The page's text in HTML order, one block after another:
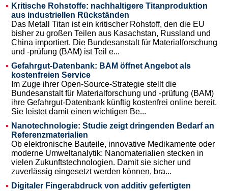
Kritische Rohstoffe: nachhaltigere Titanproduktion
aus industriellen Rückständen
Das Metall Titan ist ein kritischer Rohstoff, den die EU
bisher zu großen Teilen aus Kasachstan, Russland und
China importiert. Die Bundesanstalt für Materialforschung
und -prüfung (BAM) ist Teil e...
Gefahrgut-Datenbank: BAM öffnet Angebot als
kostenfreien Service
Im Zuge ihrer Open-Source-Strategie stellt die
Bundesanstalt für Materialforschung und -prüfung (BAM)
ihre Gefahrgut-Datenbank künftig kostenfrei online bereit.
Sie leistet damit einen wichtigen Be...
Nanotechnologie: Studie zeigt dringenden Bedarf an
Referenzmaterialien
Ob elektronische Bauteile, innovative Medikamente oder
moderne Umweltanalytik: Nanomaterialien stecken in
vielen Zukunftstechnologien. Damit sie sicher und
zuverlässig eingesetzt werden können, bra...
Digitaler Fingerabdruck von additiv gefertigten